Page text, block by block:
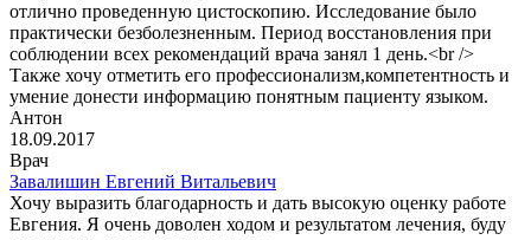
отлично проведенную цистоскопию. Исследование было
практически безболезненным. Период восстановления при
соблюдении всех рекомендаций врача занял 1 день.<br />
Также хочу отметить его профессионализм,компетентность и
умение донести информацию понятным пациенту языком.
Антон
18.09.2017
Врач
Завалишин Евгений Витальевич
Хочу выразить благодарность и дать высокую оценку работе
Евгения. Я очень доволен ходом и результатом лечения, буду